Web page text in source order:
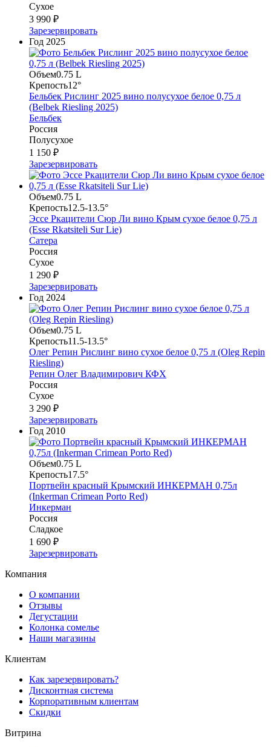
Сухое
3 990 ₽
Зарезервировать
Год 2025
Объем0.75 L
Крепость12°
Бельбек Рислинг 2025 вино полусухое белое 0,75 л
(Belbek Riesling 2025)
Бельбек
Россия
Полусухое
1 150 ₽
Зарезервировать
Объем0.75 L
Крепость12.5-13.5°
Эссе Ркацители Сюр Ли вино Крым сухое белое 0,75 л
(Esse Rkatsiteli Sur Lie)
Сатера
Россия
Сухое
1 290 ₽
Зарезервировать
Год 2024
Объем0.75 L
Крепость11.5-13.5°
Олег Репин Рислинг вино сухое белое 0,75 л (Oleg Repin
Riesling)
Репин Олег Владимирович КФХ
Россия
Сухое
3 290 ₽
Зарезервировать
Год 2010
Объем0.75 L
Крепость17.5°
Портвейн красный Крымский ИНКЕРМАН 0,75л
(Inkerman Crimean Porto Red)
Инкерман
Россия
Сладкое
1 690 ₽
Зарезервировать
Компания
О компании
Отзывы
Дегустации
Колонка сомелье
Наши магазины
Клиентам
Как зарезервировать?
Дисконтная система
Корпоративным клиентам
Скидки
Витрина